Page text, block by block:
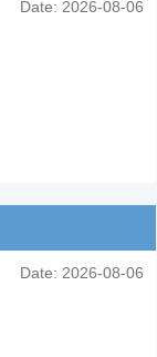
Date: 2026-08-06
Date: 2026-08-06